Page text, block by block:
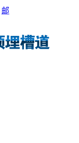
邮